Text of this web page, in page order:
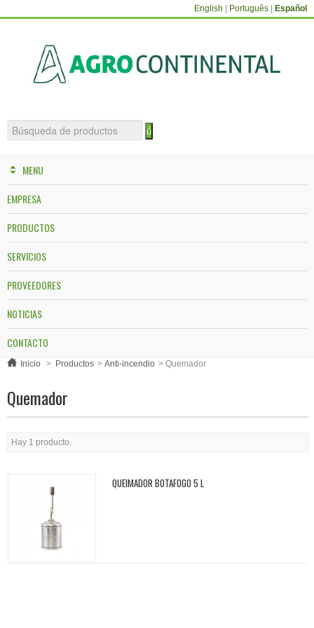
English Português Español
MENU
EMPRESA
PRODUCTOS
SERVICIOS
PROVEEDORES
NOTICIAS
CONTACTO
Inicio > Productos > Anti-incendio > Quemador
Quemador
Hay 1 producto.
QUEIMADOR BOTAFOGO 5 L